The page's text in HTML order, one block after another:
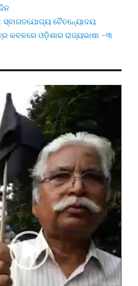
ସ୍ବାଗତଯୋଗ୍ୟ ଚୈତନ୍ୟୋଦୟ
କବଳରେ ଓଡ଼ିଶାର ରାଜ୍ୟଭାଷା -୩